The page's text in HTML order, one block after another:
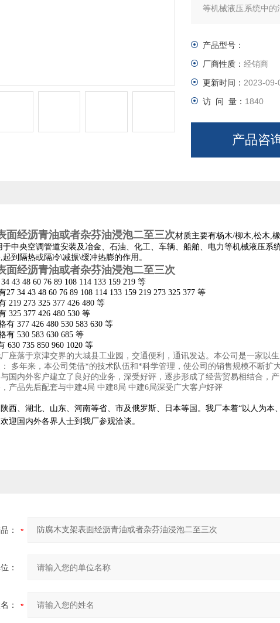
等机械液压系统中的
产品型号：
厂商性质： 经销商
更新时间： 2023-09-
访 问 量： 1840
产品咨
面经沥青油或者杂芬油浸泡二至三次材质主要有杨木/柳木,松木,
于中央空调管道安装及冶金、石油、化工、车辆、船舶、电力等机械液压系
到隔热或隔冷\减振\缓冲热膨的作用。
面经沥青油或者杂芬油浸泡二至三次
43 48 60 76 89 108 114 133 159 219 等
34 43 48 60 76 89 108 114 133 159 219 273 325 377 等
219 273 325 377 426 480 等
325 377 426 480 530 等
377 426 480 530 583 630 等
有 530 583 630 685 等
630 735 850 960 1020 等
座落于京津交界的大城县工业园，交通便利，通讯发达。本公司是一家以
多年来，本公司凭借*的技术队伍和*科学管理，使公司的销售规模不断扩
国内外客户建立了良好的业务，深受好评，逐步形成了经营贸易相结合，
产品先后配套与中建4局 中建8局 中建6局深受广大客户好评
西、湖北、山东、河南等省、市及俄罗斯、日本等国。 我厂本着“以人为本
迎国内外各界人士到我厂参观洽谈。
：
：
：